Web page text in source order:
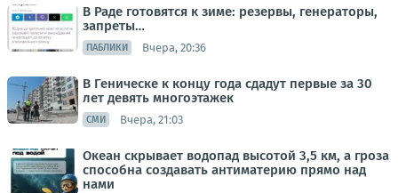
В Раде готовятся к зиме: резервы, генераторы,
запреты…
ПАБЛИКИ Вчера, 20:36
В Геническе к концу года сдадут первые за 30
лет девять многоэтажек
СМИ Вчера, 21:03
Океан скрывает водопад высотой 3,5 км, а гроза
способна создавать антиматерию прямо над
нами